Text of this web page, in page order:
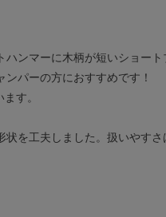
ンマーに木柄が短いショート
パーの方におすすめです！
す。
を工夫しました。扱いやすさ